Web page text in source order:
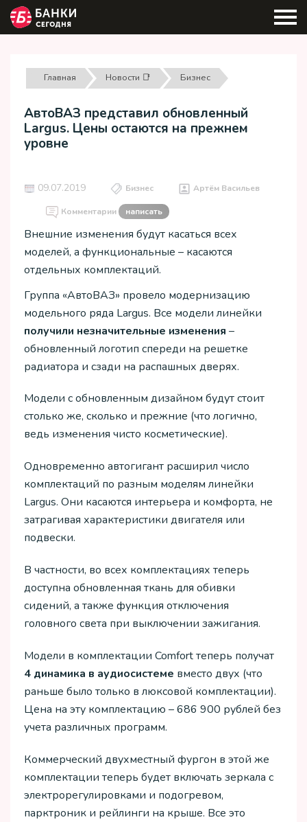
Главная Новости 📑 Бизнес
АвтоВАЗ представил обновленный
Largus. Цены остаются на прежнем
уровне
09.07.2019 Бизнес Артём Васильев
Комментарии написать
Внешние изменения будут касаться всех
моделей, а функциональные – касаются
отдельных комплектаций.
Группа «АвтоВАЗ» провело модернизацию
модельного ряда Largus. Все модели линейки
получили незначительные изменения –
обновленный логотип спереди на решетке
радиатора и сзади на распашных дверях.
Модели с обновленным дизайном будут стоит
столько же, сколько и прежние (что логично,
ведь изменения чисто косметические).
Одновременно автогигант расширил число
комплектаций по разным моделям линейки
Largus. Они касаются интерьера и комфорта, не
затрагивая характеристики двигателя или
подвески.
В частности, во всех комплектациях теперь
доступна обновленная ткань для обивки
сидений, а также функция отключения
головного света при выключении зажигания.
Модели в комплектации Comfort теперь получат
4 динамика в аудиосистеме вместо двух (что
раньше было только в люксовой комплектации).
Цена на эту комплектацию – 686 900 рублей без
учета различных программ.
Коммерческий двухместный фургон в этой же
комплектации теперь будет включать зеркала с
электрорегулировками и подогревом,
парктроник и рейлинги на крыше. Все это